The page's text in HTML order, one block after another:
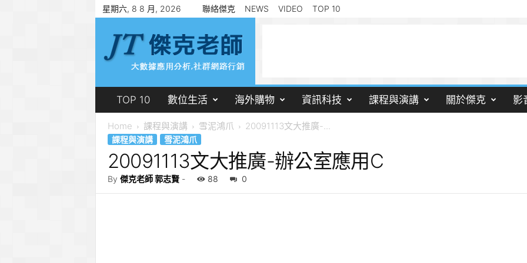
星期六, 8 8 月, 2026 聯絡傑克 NEWS VIDEO TOP 10
TOP 10 數位生活 海外購物 資訊科技 課程與演講 關於傑克 影
Home 課程與演講 雪泥鴻爪 20091113文大推廣-...
課程與演講 雪泥鴻爪
20091113文大推廣-辦公室應用C
By 傑克老師 郭志賢- 88 0